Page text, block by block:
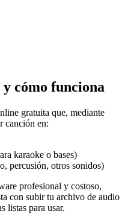
y cómo funciona
gratuita que, mediante
canción en:
karaoke o bases)
percusión, otros sonidos)
profesional y costoso,
con subir tu archivo de audio
listas para usar.